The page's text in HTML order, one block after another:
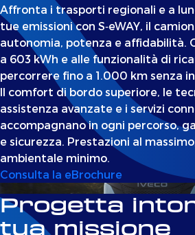
Affronta i trasporti regionali e a
tue emissioni con S‑eWAY, il
autonomia, potenza e affidabilità.
a 603 kWh e alle funzionalità di
percorrere fino a 1.000 km senza
Il comfort di bordo superiore, le
assistenza avanzate e i servizi
accompagnano in ogni percorso,
e sicurezza. Prestazioni al
ambientale minimo.
Consulta la eBrochure
Progetta
tua missione